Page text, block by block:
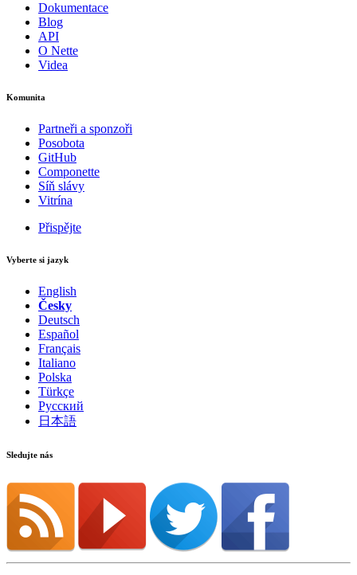
Dokumentace
Blog
API
O Nette
Videa
Komunita
Partneři a sponzoři
Posobota
GitHub
Componette
Síň slávy
Vitrína
Přispějte
Vyberte si jazyk
English
Česky
Deutsch
Español
Français
Italiano
Polska
Türkçe
Русский
日本語
Sledujte nás